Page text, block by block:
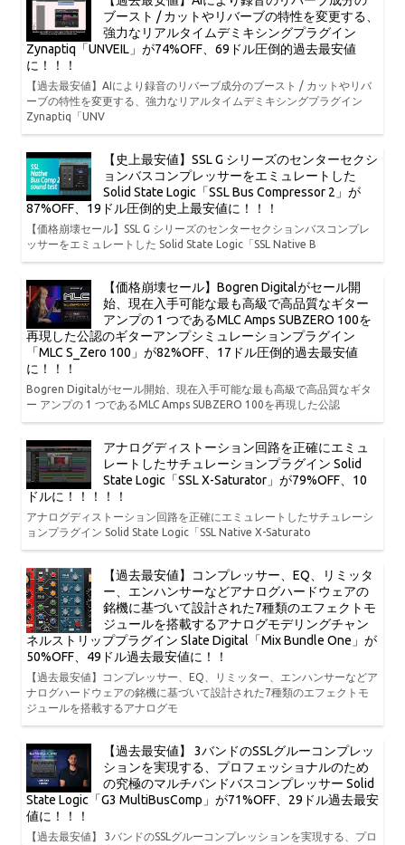
ブースト / カットやリバーブの特性を変更する、
強力なリアルタイムデミキシングプラグイン
Zynaptiq「UNVEIL」が74%OFF、69ドル圧倒的過去最安値
に！！！
【過去最安値】AIにより録音のリバーブ成分のブースト / カットやリバ
ーブの特性を変更する、強力なリアルタイムデミキシングプラグイン
Zynaptiq「UNV
【史上最安値】SSL G シリーズのセンターセクシ
ョンバスコンプレッサーをエミュレートした
Solid State Logic「SSL Bus Compressor 2」が
87%OFF、19ドル圧倒的史上最安値に！！！
【価格崩壊セール】SSL G シリーズのセンターセクションバスコンプレ
ッサーをエミュレートした Solid State Logic「SSL Native B
【価格崩壊セール】Bogren Digitalがセール開
始、現在入手可能な最も高級で高品質なギター
アンプの 1 つであるMLC Amps SUBZERO 100を
再現した公認のギターアンプシミュレーションプラグイン
「MLC S_Zero 100」が82%OFF、17ドル圧倒的過去最安値
に！！！
Bogren Digitalがセール開始、現在入手可能な最も高級で高品質なギタ
ー アンプの 1 つであるMLC Amps SUBZERO 100を再現した公認
アナログディストーション回路を正確にエミュ
レートしたサチュレーションプラグイン Solid
State Logic「SSL X-Saturator」が79%OFF、10
ドルに！！！！！
アナログディストーション回路を正確にエミュレートしたサチュレーシ
ョンプラグイン Solid State Logic「SSL Native X-Saturato
【過去最安値】コンプレッサー、EQ、リミッタ
ー、エンハンサーなどアナログハードウェアの
銘機に基づいて設計された7種類のエフェクトモ
ジュールを搭載するアナログモデリングチャン
ネルストリッププラグイン Slate Digital「Mix Bundle One」が
50%OFF、49ドル過去最安値に！！
【過去最安値】コンプレッサー、EQ、リミッター、エンハンサーなどア
ナログハードウェアの銘機に基づいて設計された7種類のエフェクトモ
ジュールを搭載するアナログモ
【過去最安値】 3バンドのSSLグルーコンプレッ
ションを実現する、プロフェッショナルのため
の究極のマルチバンドバスコンプレッサー Solid
State Logic「G3 MultiBusComp」が71%OFF、29ドル過去最安
値に！！！
【過去最安値】 3バンドのSSLグルーコンプレッションを実現する、プロ